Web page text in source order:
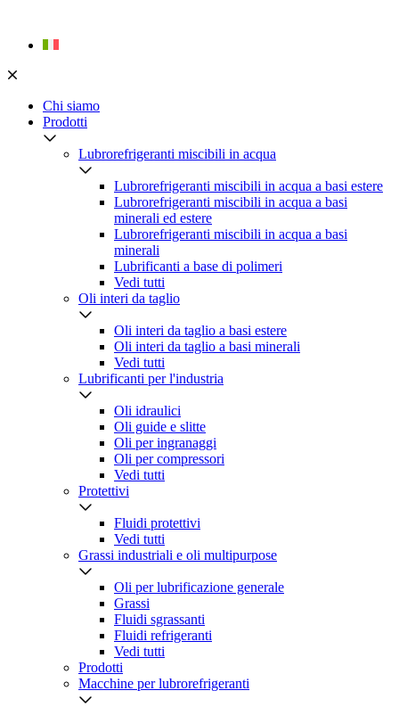
content
Chi siamo
Prodotti
Lubrorefrigeranti miscibili in acqua
Lubrorefrigeranti miscibili in acqua a basi estere
Lubrorefrigeranti miscibili in acqua a basi
minerali ed estere
Lubrorefrigeranti miscibili in acqua a basi
minerali
Lubrificanti a base di polimeri
Vedi tutti
Oli interi da taglio
Oli interi da taglio a basi estere
Oli interi da taglio a basi minerali
Vedi tutti
Lubrificanti per l'industria
Oli idraulici
Oli guide e slitte
Oli per ingranaggi
Oli per compressori
Vedi tutti
Protettivi
Fluidi protettivi
Vedi tutti
Grassi industriali e oli multipurpose
Oli per lubrificazione generale
Grassi
Fluidi sgrassanti
Fluidi refrigeranti
Vedi tutti
Prodotti
Macchine per lubrorefrigeranti